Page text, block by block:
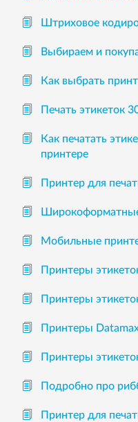
Штриховое
Выбираем и
Как выбрать
Печать этикеток
Как печатать
принтере
Принтер для
Мобильные
Принтеры
Принтеры
Принтеры
Принтеры
Подробно про
Принтер для